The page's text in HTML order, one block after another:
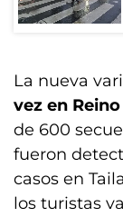
La nueva
vez en
de 600
fueron
casos en
los turistas